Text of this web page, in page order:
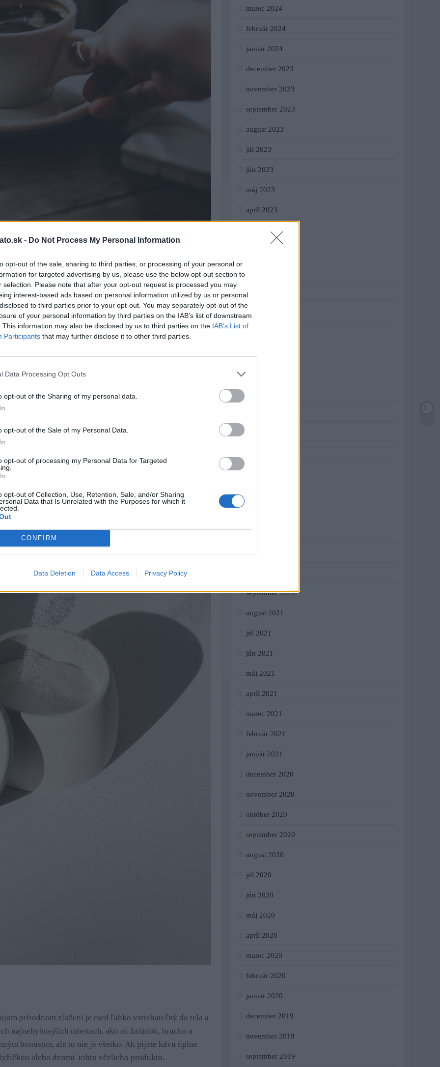
- Do Not Process My Personal Information
opt-out of the sale, sharing to third parties, or processing of your personal or
for targeted advertising by us, please use the below opt-out section to
selection. Please note that after your opt-out request is processed you may
interest-based ads based on personal information utilized by us or personal
to third parties prior to your opt-out. You may separately opt-out of the
of your personal information by third parties on the IAB’s list of downstream
This information may also be disclosed by us to third parties on the IAB’s List of
Participants that may further disclose it to other third parties.
Data Processing Opt Outs
opt-out of the Sharing of my personal data.
opt-out of the Sale of my Personal Data.
opt-out of processing my Personal Data for Targeted
opt-out of Collection, Use, Retention, Sale, and/or Sharing
Data that Is Unrelated with the Purposes for which it
CONFIRM
Data Deletion Data Access Privacy Policy
škodlivé: dve šálky denne majú stimulačný účinok na
infarktu. Samotná káva nie je taká škodlivá ako
ak cukor nahradíte medom?
predstavujú iné cukry, zatiaľ čo podiel vitamínov a
iný cukor prírodného pôvodu. Rafinovaný cukor s tým
prírodnom zložení je med ľahko vstrebateľný do tela a
najnehybnejších miestach, ako sú žalúdok, brucho a
bonusom, ale to nie je všetko. Ak pijete kávu úplne
alebo dvomi tohto včelieho produktu.
marec 2024
február 2024
január 2024
december 2023
november 2023
september 2023
august 2023
júl 2023
jún 2023
máj 2023
apríl 2023
marec 2023
október 2022
december 2021
november 2021
september 2021
august 2021
júl 2021
jún 2021
máj 2021
apríl 2021
marec 2021
február 2021
január 2021
december 2020
november 2020
október 2020
september 2020
august 2020
júl 2020
jún 2020
máj 2020
apríl 2020
marec 2020
február 2020
január 2020
december 2019
november 2019
september 2019